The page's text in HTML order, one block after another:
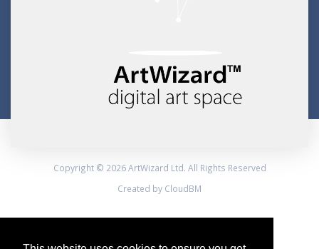
Copyright © 2026 ArtWizard Ltd. All Rights Reserved
Created by CloudBM